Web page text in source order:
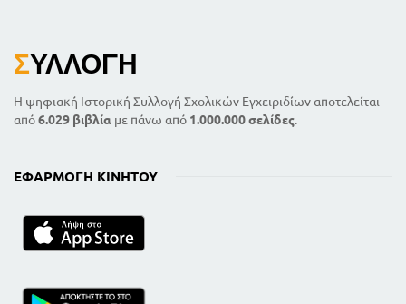
ΣΥΛΛΟΓΉ
Η ψηφιακή Ιστορική Συλλογή Σχολικών Εγχειριδίων αποτελείται
από6.029 βιβλία με πάνω από 1.000.000 σελίδες.
ΕΦΑΡΜΟΓΉ ΚΙΝΗΤΟΎ